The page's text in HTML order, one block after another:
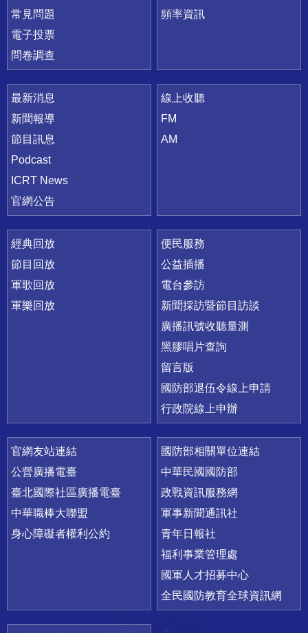
常見問題
電子投票
問卷調查
頻率資訊
最新消息
新聞報導
節目訊息
Podcast
ICRT News
官網公告
線上收聽
FM
AM
經典回放
節目回放
軍歌回放
軍樂回放
便民服務
公益插播
電台參訪
新聞採訪暨節目訪談
廣播訊號收聽量測
黑膠唱片查詢
留言版
國防部退伍令線上申請
行政院線上申辦
官網友站連結
公營廣播電臺
臺北國際社區廣播電臺
中華職棒大聯盟
身心障礙者權利公約
國防部相關單位連結
中華民國國防部
政戰資訊服務網
軍事新聞通訊社
青年日報社
福利事業管理處
國軍人才招募中心
全民國防教育全球資訊網